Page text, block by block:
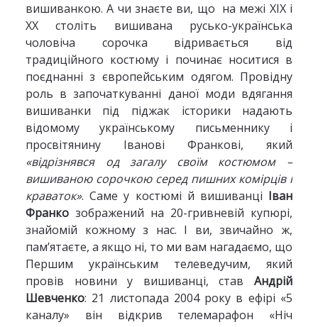
вишиванкою. А чи знаєте ви, що на межі ХІХ і
ХХ століть вишивана русько-українська
чоловіча сорочка відривається від
традиційного костюму і починає носитися в
поєднанні з європейським одягом. Провідну
роль в започаткуванні даної моди вдягання
вишиванки під піджак історики надають
відомому українському письменнику і
просвітянину Іванові Франкові, який
«відрізнявся од загалу своїм костюмом –
вишиваною сорочкою серед пишних комірців і
краваток». Саме у костюмі й вишиванці Іван
Франкозображений на 20-гривневій купюрі,
знайомій кожному з нас. І ви, звичайно ж,
пам’ятаєте, а якщо ні, то ми вам нагадаємо, що
Першим українським телеведучим, який
провів новини у вишиванці, ставАндрій
Шевченко: 21 листопада 2004 року в ефірі «5
каналу» він відкрив телемарафон «Ніч